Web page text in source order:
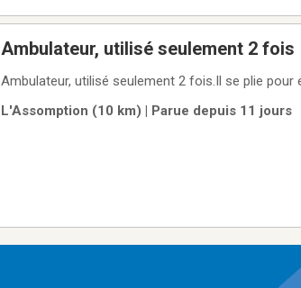
Ambulateur, utilisé seulement 2 fois
Ambulateur, utilisé seulement 2 fois.Il se plie pour
L'Assomption (10 km) | Parue depuis 11 jours